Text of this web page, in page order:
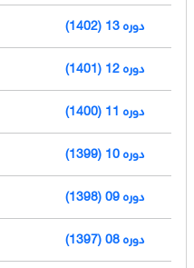
دوره 13 (1402)
دوره 12 (1401)
دوره 11 (1400)
دوره 10 (1399)
دوره 09 (1398)
دوره 08 (1397)